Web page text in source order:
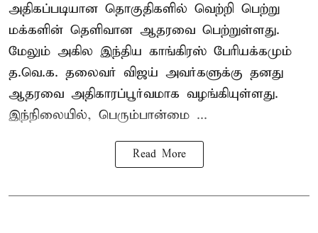
அதிகப்படியான தொகுதிகளில் வெற்றி பெற்று
மக்களின் தெளிவான ஆதரவை பெற்றுள்ளது.
மேலும் அகில இந்திய காங்கிரஸ் பேரியக்கமும்
த.வெ.க. தலைவர் விஜய் அவர்களுக்கு தனது
ஆதரவை அதிகாரப்பூர்வமாக வழங்கியுள்ளது.
இந்நிலையில், பெரும்பான்மை ...
Read More